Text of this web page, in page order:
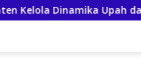
Upah dan Investasi